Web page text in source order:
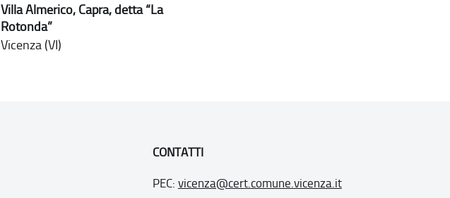
Villa Almerico, Capra, detta “La
Rotonda”
Vicenza (VI)
CONTATTI
PEC: vicenza@cert.comune.vicenza.it